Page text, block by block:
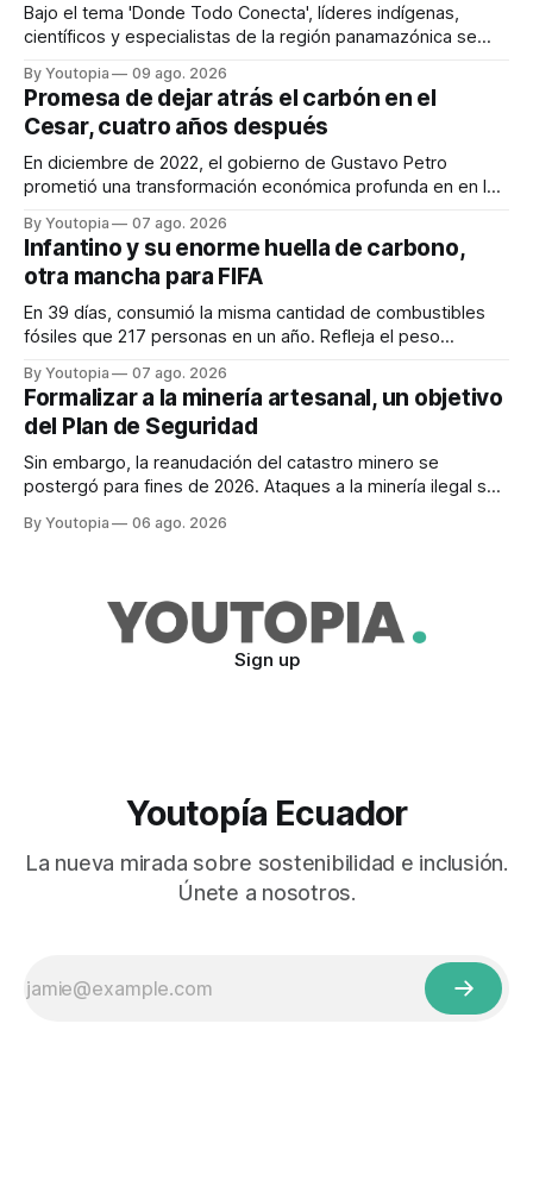
Bajo el tema 'Donde Todo Conecta', líderes indígenas,
científicos y especialistas de la región panamazónica se
By Youtopia 09 ago. 2026
Promesa de dejar atrás el carbón en el
Cesar, cuatro años después
En diciembre de 2022, el gobierno de Gustavo Petro
prometió una transformación económica profunda en en la
By Youtopia 07 ago. 2026
Infantino y su enorme huella de carbono,
otra mancha para FIFA
En 39 días, consumió la misma cantidad de combustibles
fósiles que 217 personas en un año. Refleja el peso
By Youtopia 07 ago. 2026
Formalizar a la minería artesanal, un objetivo
del Plan de Seguridad
Sin embargo, la reanudación del catastro minero se
postergó para fines de 2026. Ataques a la minería ilegal se
By Youtopia 06 ago. 2026
Sign up
Youtopía Ecuador
La nueva mirada sobre sostenibilidad e inclusión.
Únete a nosotros.